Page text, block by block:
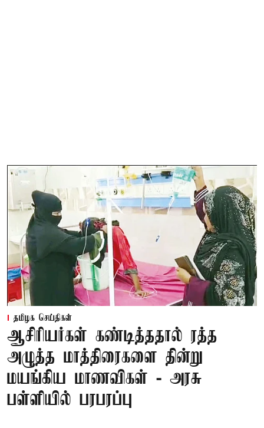
தமிழக செய்திகள்
ஆசிரியர்கள் கண்டித்ததால் ரத்த
அழுத்த மாத்திரைகளை தின்று
மயங்கிய மாணவிகள் - அரசு
பள்ளியில் பரபரப்பு